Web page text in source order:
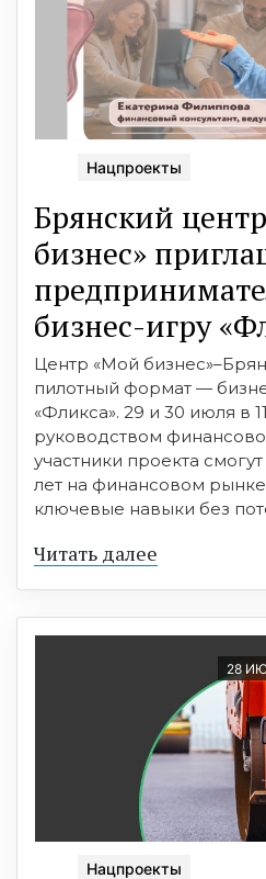
Нацпроекты
Брянский
бизнес»
бизнес-игру
Центр «Мой
пилотный формат —
«Фликса». 29 и 30 июля в
руководством
участники проекта
лет на финансовом
ключевые навыки без
Читать далее
28
Нацпроекты